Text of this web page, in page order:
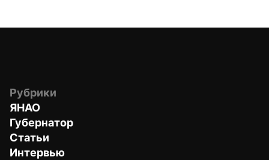
Рубрики
ЯНАО
Губернатор
Статьи
Интервью